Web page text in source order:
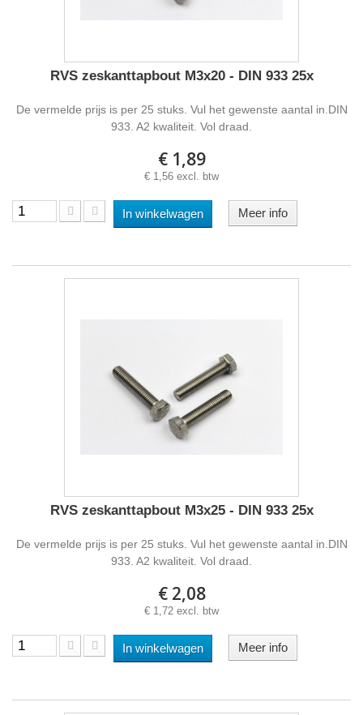
RVS zeskanttapbout M3x20 - DIN 933 25x
De vermelde prijs is per 25 stuks. Vul het gewenste aantal in.DIN
933. A2 kwaliteit. Vol draad.
€ 1,89
€ 1,56 excl. btw
In winkelwagen Meer info
RVS zeskanttapbout M3x25 - DIN 933 25x
De vermelde prijs is per 25 stuks. Vul het gewenste aantal in.DIN
933. A2 kwaliteit. Vol draad.
€ 2,08
€ 1,72 excl. btw
In winkelwagen Meer info